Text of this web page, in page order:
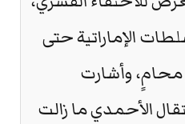
الإماراتية حتى
وأشارت
الأحمدي ما زالت